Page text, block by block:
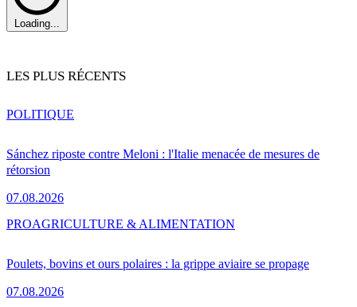
Loading...
LES PLUS RÉCENTS
Sánchez riposte contre Meloni : l'Italie menacée de mesures de
rétorsion
07.08.2026
POLITIQUE
Poulets, bovins et ours polaires : la grippe aviaire se propage
07.08.2026
PROAGRICULTURE & ALIMENTATION